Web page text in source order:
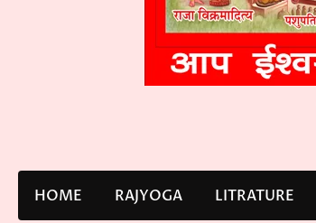
HOME RAJYOGA LITRATURE